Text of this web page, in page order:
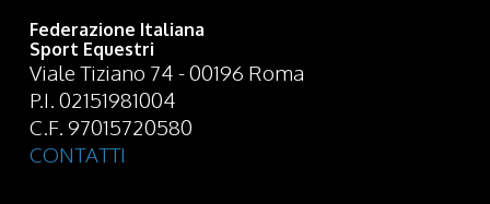
Federazione Italiana
Sport Equestri
Viale Tiziano 74 - 00196 Roma
P.I. 02151981004
C.F. 97015720580
CONTATTI